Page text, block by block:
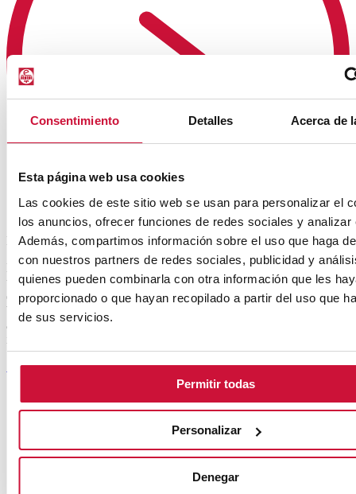
Consentimiento Detalles Acerca de
Esta página web usa cookies
Las cookies de este sitio web se usan para personalizar el
los anuncios, ofrecer funciones de redes sociales y analizar
Además, compartimos información sobre el uso que haga
con nuestros partners de redes sociales, publicidad y
quienes pueden combinarla con otra información que les
proporcionado o que hayan recopilado a partir del uso que
de sus servicios.
Permitir todas
Personalizar
Denegar
BIBLIOTECA
La biblioteca de Euncet Business School quiere ser una herramienta
útil para su comunidad educativa, dando apoyo a la docencia, al
estudio y a la investigación. Por eso, tiene como objetivos ser una
biblioteca abierta y actualizada, con un fondo bibliográfico
adecuado a las áreas de conocimiento de los estudios que
SABER MÁS